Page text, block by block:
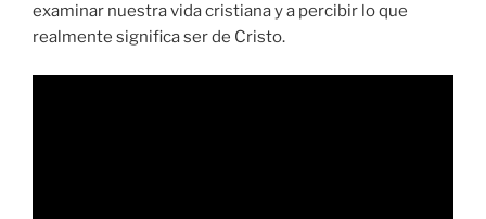
examinar nuestra vida cristiana y a percibir lo que
realmente significa ser de Cristo.